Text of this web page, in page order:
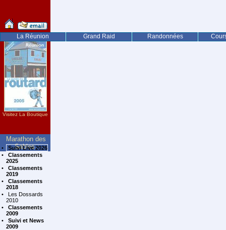
La Réunion Grand Raid Randonnées
Visitez La Boutique
Marathon des
Sables
•
Suivi Live 2026
•
Classements
2025
•
Classements
2019
•
Classements
2018
•
Les Dossards
2010
•
Classements
2009
•
Suivi et News
2009